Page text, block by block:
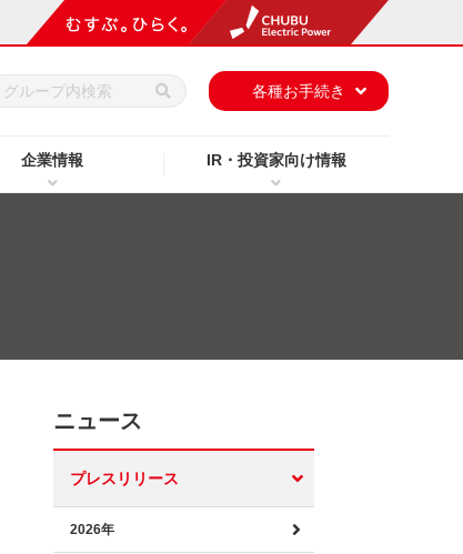
企業情報 IR・投資家向け情報
各種お手続き
ニュース
プレスリリース
2026年